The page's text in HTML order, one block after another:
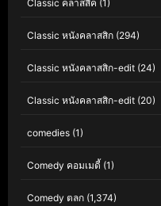
Classic คลาสสิค (1)
Classic หนังคลาสสิก (294)
Classic หนังคลาสสิก-edit (24)
Classic หนังคลาสสิก-edit (20)
comedies (1)
Comedy คอมเมดี้ (1)
Comedy ตลก (1,374)